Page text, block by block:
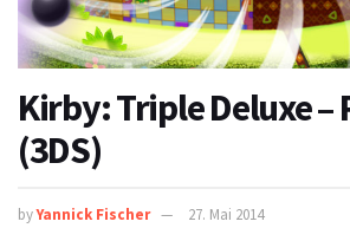
Kirby: Triple Deluxe –
(3DS)
byYannick Fischer 27. Mai 2014